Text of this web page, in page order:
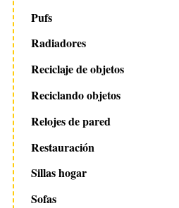
Pufs
Radiadores
Reciclaje de objetos
Reciclando objetos
Relojes de pared
Restauración
Sillas hogar
Sofas